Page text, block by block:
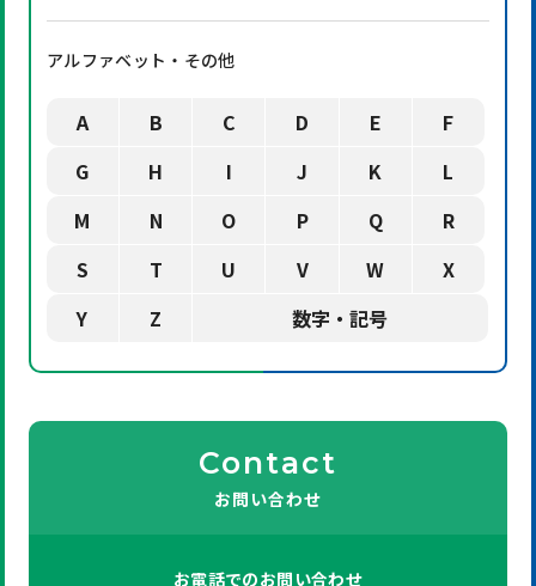
アルファベット・その他
A B C D E
F
G
H I J K
L
M
N O P Q
R
S
T U V W
X
Y
Z 数字・記号
Contact
お問い合わせ
お電話でのお問い合わせ